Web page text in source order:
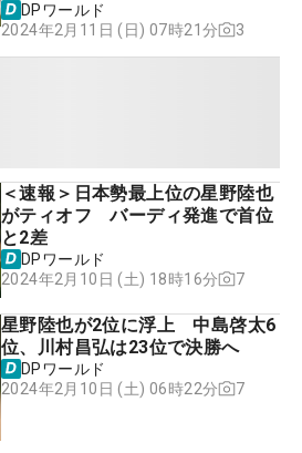
DPワールド
2024年2月11日 (日) 07時21分
3
＜速報＞日本勢最上位の星野陸也
がティオフ バーディ発進で首位
と2差
DPワールド
2024年2月10日 (土) 18時16分
7
星野陸也が2位に浮上 中島啓太6
位、川村昌弘は23位で決勝へ
DPワールド
2024年2月10日 (土) 06時22分
7